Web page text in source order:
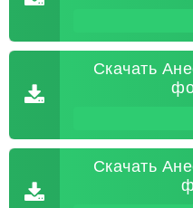
Скачать
Скачать